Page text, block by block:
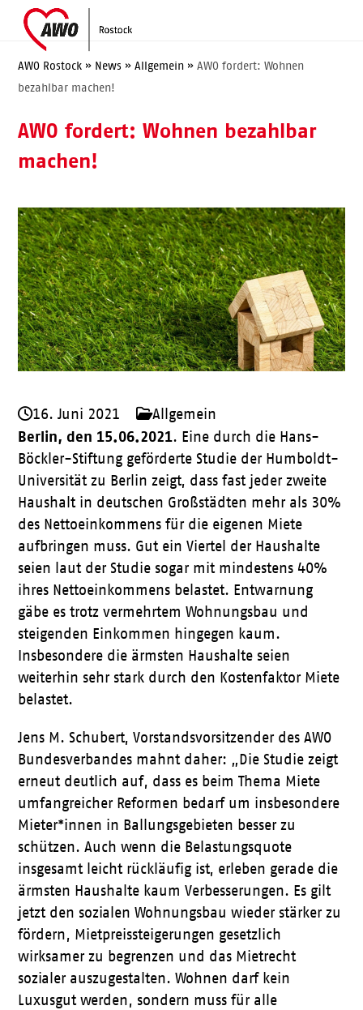
content
Open
mobile
menu
Close
mobile
menu
AWO Rostock » News »Allgemein »AWO fordert: Wohnen
bezahlbar machen!
AWO fordert: Wohnen bezahlbar
machen!
16. Juni 2021 Allgemein
Berlin, den 15.06.2021. Eine durch die Hans-
Böckler-Stiftung geförderte Studie der Humboldt-
Universität zu Berlin zeigt, dass fast jeder zweite
Haushalt in deutschen Großstädten mehr als 30%
des Nettoeinkommens für die eigenen Miete
aufbringen muss. Gut ein Viertel der Haushalte
seien laut der Studie sogar mit mindestens 40%
ihres Nettoeinkommens belastet. Entwarnung
gäbe es trotz vermehrtem Wohnungsbau und
steigenden Einkommen hingegen kaum.
Insbesondere die ärmsten Haushalte seien
weiterhin sehr stark durch den Kostenfaktor Miete
belastet.
Jens M. Schubert, Vorstandsvorsitzender des AWO
Bundesverbandes mahnt daher: „Die Studie zeigt
erneut deutlich auf, dass es beim Thema Miete
umfangreicher Reformen bedarf um insbesondere
Mieter*innen in Ballungsgebieten besser zu
schützen. Auch wenn die Belastungsquote
insgesamt leicht rückläufig ist, erleben gerade die
ärmsten Haushalte kaum Verbesserungen. Es gilt
jetzt den sozialen Wohnungsbau wieder stärker zu
fördern, Mietpreissteigerungen gesetzlich
wirksamer zu begrenzen und das Mietrecht
sozialer auszugestalten. Wohnen darf kein
Luxusgut werden, sondern muss für alle